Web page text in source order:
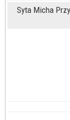
Syta Micha